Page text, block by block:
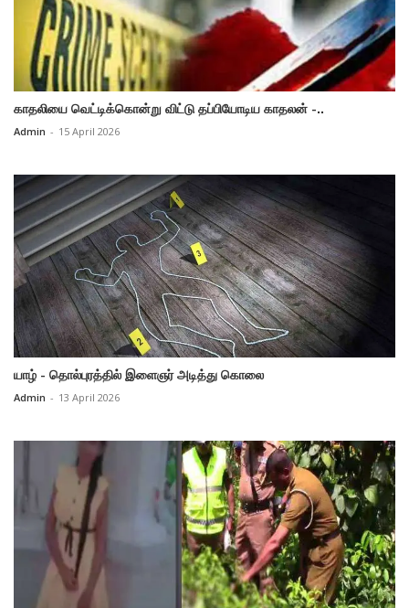
காதலியை வெட்டிக்கொன்று விட்டு தப்பியோடிய காதலன் -..
Admin - 15 April 2026
யாழ் - தொல்புரத்தில் இளைஞர் அடித்து கொலை
Admin - 13 April 2026